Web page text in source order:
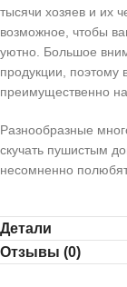
тысячи хозяев и их
возможное, чтобы
уютно. Большое
продукции, поэтому
преимущественно
Разнообразные
скучать пушистым
несомненно
Детали
Отзывы (0)